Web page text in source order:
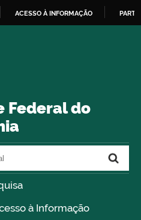
ACESSO À INFORMAÇÃO
Federal do
à Informação